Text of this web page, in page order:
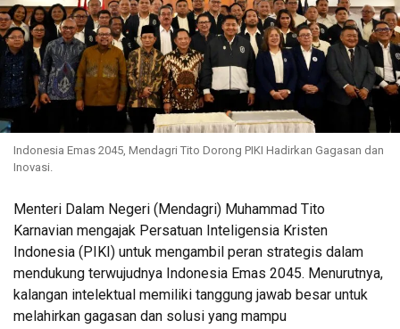
Indonesia Emas 2045, Mendagri Tito Dorong PIKI Hadirkan Gagasan dan
Inovasi.
Menteri Dalam Negeri (Mendagri) Muhammad Tito
Karnavian mengajak Persatuan Inteligensia Kristen
Indonesia (PIKI) untuk mengambil peran strategis dalam
mendukung terwujudnya Indonesia Emas 2045. Menurutnya,
kalangan intelektual memiliki tanggung jawab besar untuk
melahirkan gagasan dan solusi yang mampu